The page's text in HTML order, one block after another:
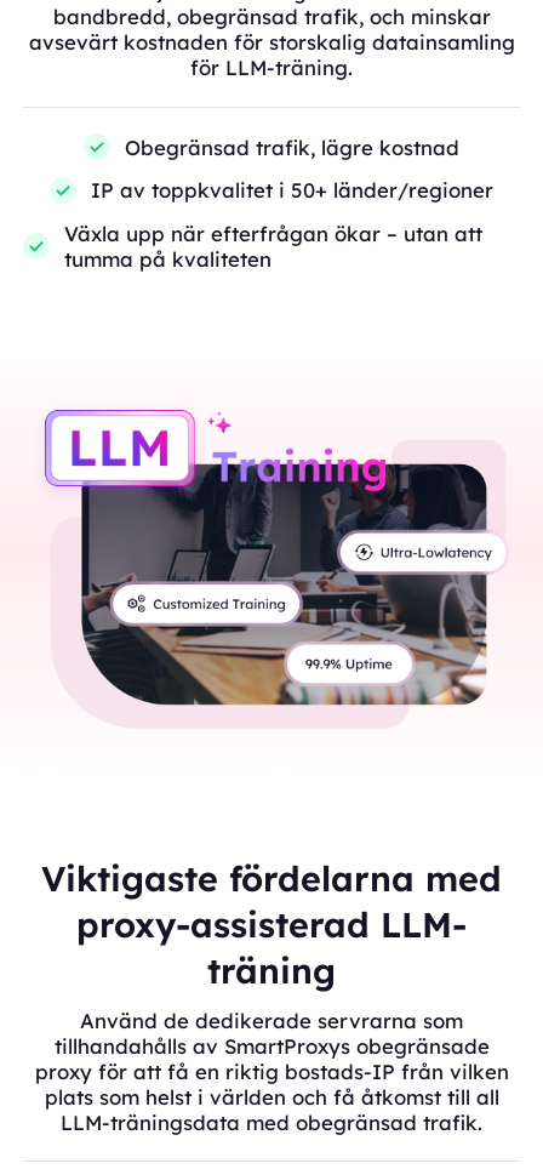
bandbredd, obegränsad trafik, och minskar
avsevärt kostnaden för storskalig datainsamling
för LLM-träning.
Obegränsad trafik, lägre kostnad
IP av toppkvalitet i 50+ länder/regioner
Växla upp när efterfrågan ökar – utan att
tumma på kvaliteten
Viktigaste fördelarna med
proxy-assisterad LLM-
träning
Använd de dedikerade servrarna som
tillhandahålls av SmartProxys obegränsade
proxy för att få en riktig bostads-IP från vilken
plats som helst i världen och få åtkomst till all
LLM-träningsdata med obegränsad trafik.